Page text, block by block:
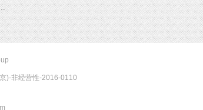
元寺旅游报价
)-非经营性-2016-0110